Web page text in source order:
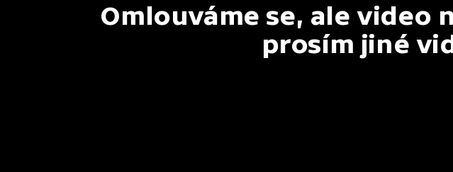
Omlouváme se, ale video
prosím jiné